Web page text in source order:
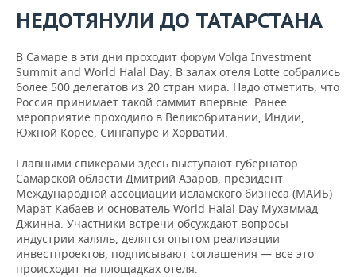
КИБЕРСПОРТ
ФИГУРНОЕ КАТАНИЕ
ВОДНЫЕ ВИДЫ СПОРТА
ХОККЕЙ С МЯЧОМ
КУЛЬТУРА
МЕДИЦИНА
ОБРАЗОВАНИЕ
ПРОИСШЕСТВИЯ
СПИСОК КОМПАНИЙ
НЕДОТЯНУЛИ ДО ТАТАРСТАНА
В Самаре в эти дни проходит форум Volga Investment
Summit and World Halal Day. В залах отеля Lotte собрались
более 500 делегатов из 20 стран мира. Надо отметить, что
Россия принимает такой саммит впервые. Ранее
мероприятие проходило в Великобритании, Индии,
Южной Корее, Сингапуре и Хорватии.
Главными спикерами здесь выступают губернатор
Самарской области Дмитрий Азаров, президент
Международной ассоциации исламского бизнеса (МАИБ)
Марат Кабаев и основатель World Halal Day Мухаммад
Джинна. Участники встречи обсуждают вопросы
индустрии халяль, делятся опытом реализации
инвестпроектов, подписывают соглашения — все это
происходит на площадках отеля.